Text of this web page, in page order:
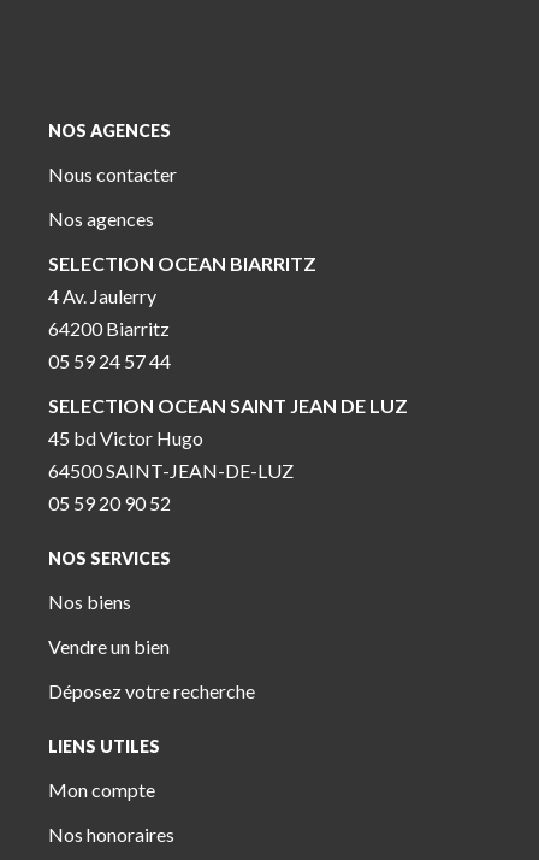
NOS AGENCES
Nous contacter
Nos agences
SELECTION OCEAN BIARRITZ
4 Av. Jaulerry
64200 Biarritz
05 59 24 57 44
SELECTION OCEAN SAINT JEAN DE LUZ
45 bd Victor Hugo
64500 SAINT-JEAN-DE-LUZ
05 59 20 90 52
NOS SERVICES
Nos biens
Vendre un bien
Déposez votre recherche
LIENS UTILES
Mon compte
Nos honoraires